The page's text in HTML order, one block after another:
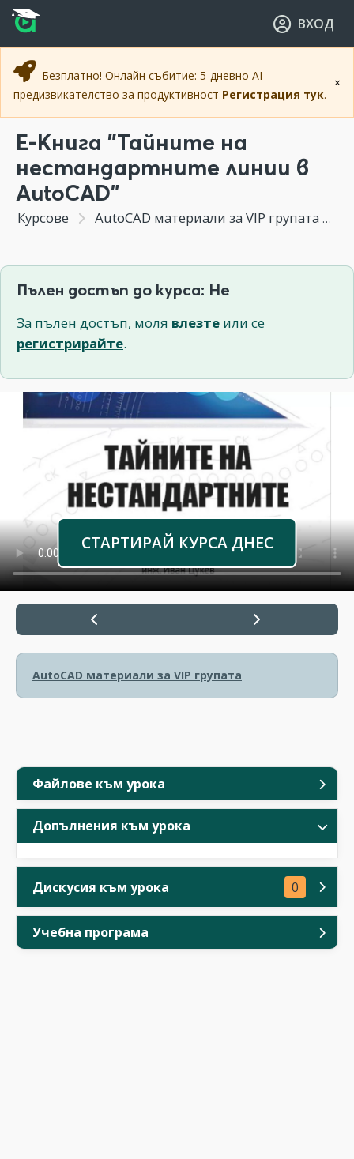
Прескочи към основното съдържание
Прескочи към навигацията
ВХОД
×
Безплатно! Онлайн събитие: 5-дневно AI
предизвикателство за продуктивност Регистрация тук.
Файлове към урока
Допълнения към урока
Дискусия към урока 0
Учебна програма
Е-Книга "Тайните на
нестандартните линии в
AutoCAD"
Курсове AutoCAD материали за VIP групата
Пълен достъп до курса: Не
За пълен достъп, моля влезте или се
регистрирайте.
СТАРТИРАЙ КУРСА ДНЕС
AutoCAD материали за VIP групата